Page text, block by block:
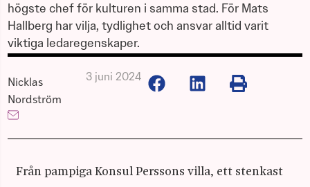
högste chef för kulturen i samma stad. För Mats
Hallberg har vilja, tydlighet och ansvar alltid varit
viktiga ledaregenskaper.
Nicklas
Nordström
3 juni 2024
Från pampiga Konsul Perssons villa, ett stenkast